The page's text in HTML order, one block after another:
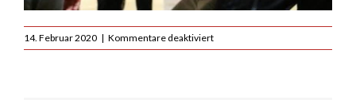
14. Februar 2020 | Kommentare deaktiviertfür
Krav